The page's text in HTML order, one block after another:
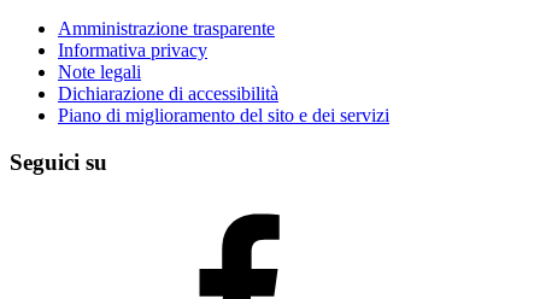
Amministrazione trasparente
Informativa privacy
Note legali
Dichiarazione di accessibilità
Piano di miglioramento del sito e dei servizi
Seguici su